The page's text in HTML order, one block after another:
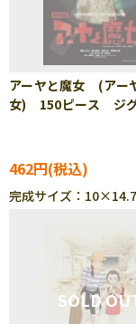
アーヤと魔女 (アー
女) 150ピース ジ
462円
完成サイズ：